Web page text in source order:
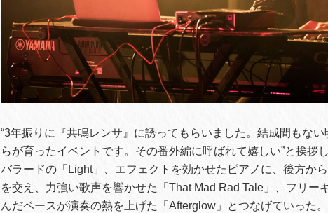
“3年振りに『共鳴レンサ』に誘ってもらいました。結成間もな
らが育ったイベントです。その番外編に呼ばれて嬉しい”と挨拶
バラードの「Light」、エフェクトを効かせたピアノに、後方か
を交え、力強い歌声を響かせた「That Mad Rad Tale」、フリー
んだベースが演奏の熱を上げた「Afterglow」とつなげていった